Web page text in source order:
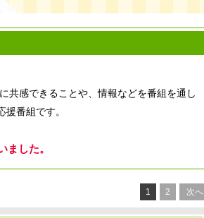
共感できることや、情報などを番組を通し
番組です。
した。
1 2 次へ